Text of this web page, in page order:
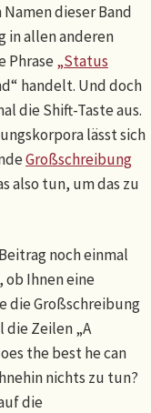
dieser Band
in allen anderen
Phrase„Status
handelt. Und doch
die Shift-Taste aus.
lässt sich
Großschreibung
also tun, um das zu
noch einmal
Ihnen eine
die Großschreibung
die Zeilen „A
the best he can
nichts zu tun?
die